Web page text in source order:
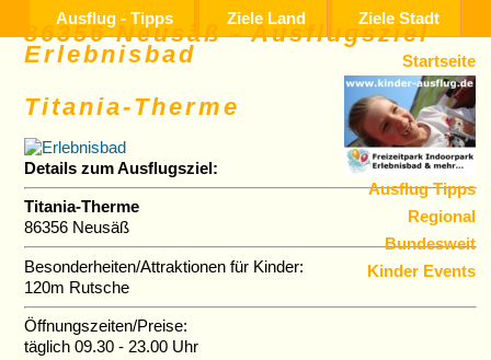
Ausflug - Tipps Ziele Land Ziele Stadt
Startseite
Ausflug Tipps
Regional
Bundesweit
Kinder Events
86356 Neusäß - Ausflugsziel
Erlebnisbad
Titania-Therme
Details zum Ausflugsziel:
Titania-Therme
86356 Neusäß
Besonderheiten/Attraktionen für Kinder:
120m Rutsche
Öffnungszeiten/Preise:
täglich 09.30 - 23.00 Uhr